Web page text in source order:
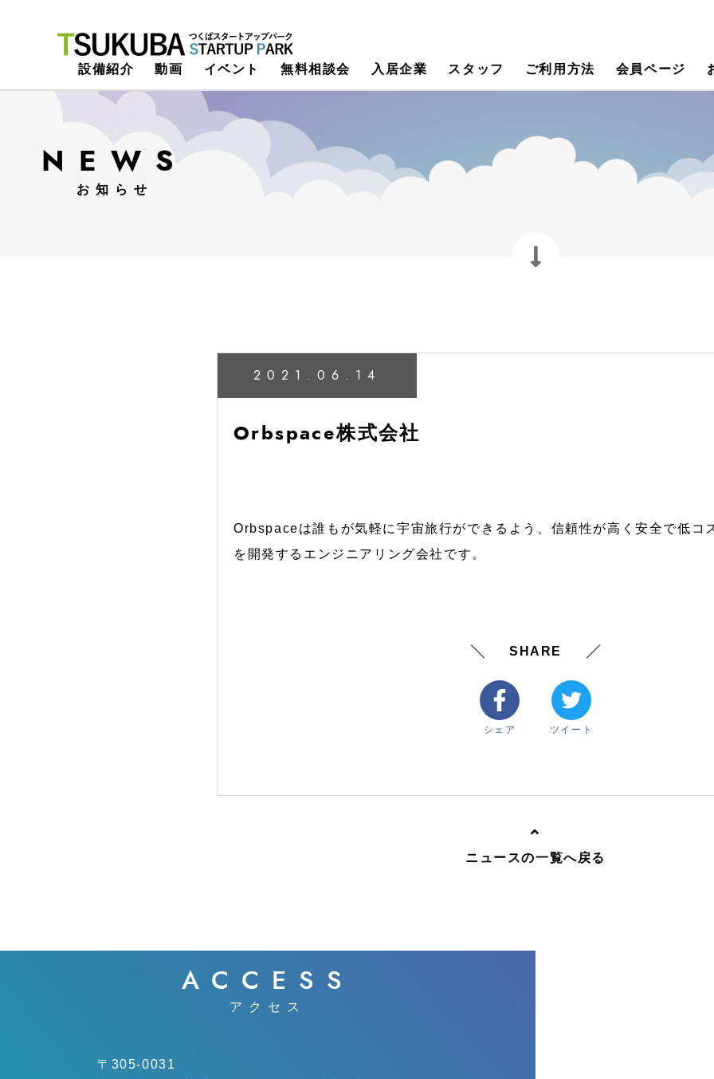
つくばスタートアップパーク
設備紹介 動画 イベント 無料相談会 入居企業 スタッフ ご利用方法 会員ページ
NEWS
お知らせ
2021.06.14
Orbspace株式会社
Orbspaceは誰もが気軽に宇宙旅行ができるよう、信頼性が高く安全で低コ
を開発するエンジニアリング会社です。
SHARE
シェア ツイート
ニュースの一覧へ戻る
ACCESS
アクセス
〒305-0031